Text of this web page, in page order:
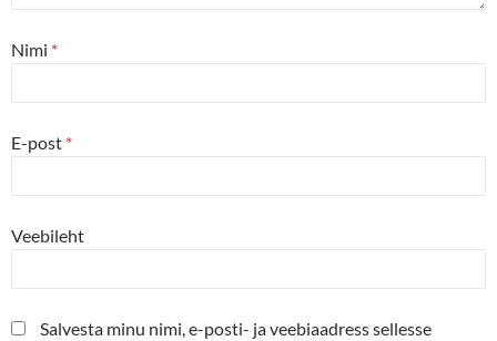
Nimi *
E-post *
Veebileht
Salvesta minu nimi, e-posti- ja veebiaadress sellesse